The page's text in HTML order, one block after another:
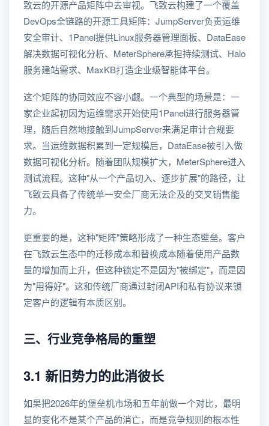
致云的开源产品矩阵中去审视。飞致云构建了一个覆盖
DevOps全链路的开源工具矩阵：JumpServer负责运维
安全审计、1Panel提供Linux服务器管理面板、DataEase
解决数据可视化分析、MeterSphere承担持续测试、Halo
服务建站需求、MaxKB打造企业级智能体平台。
这个矩阵的协同效应不容小觑。一个典型的场景是：一
家企业起初因为运维需求开始使用1Panel进行服务器管
理，随后自然地接触到JumpServer来满足审计合规要
求。当运维数据积累到一定规模后，DataEase被引入做
数据可视化分析。随着团队规模扩大，MeterSphere进入
测试流程。这种"从一个产品切入、逐步扩展"的路径，让
飞致云具备了传统单一安全厂商无法企及的交叉销售能
力。
更重要的是，这种"矩阵"策略形成了一种生态壁垒。客户
在飞致云生态中的迁移成本和替换成本随着使用产品数
量的增加而上升，但这种锁定不是因为"被绑定"，而是因
为"用得好"。这和传统厂商通过封闭API和私有协议来锁
定客户的逻辑有本质区别。
三、行业竞争格局的重塑
3.1 新旧势力的此消彼长
如果把2026年的堡垒机市场和五年前做一个对比，最明
显的变化不是某个产品的消亡，而是竞争规则的根本性